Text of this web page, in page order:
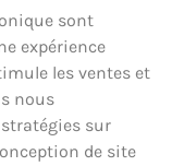
sont
expérience
les ventes et
nous
sur
de site